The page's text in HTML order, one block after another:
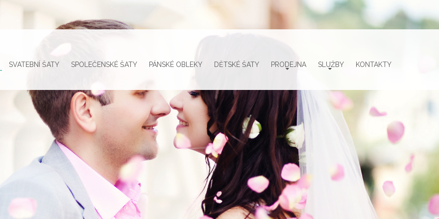
SVATEBNÍ ŠATY SPOLEČENSKÉ ŠATY PÁNSKÉ OBLEKY DĚTSKÉ ŠATY PRODEJNA SLUŽBY KONTAKTY